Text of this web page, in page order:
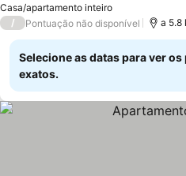
Casa/apartamento inteiro
/ Pontuação não disponível a 5.8
Selecione as datas para ver
exatos.